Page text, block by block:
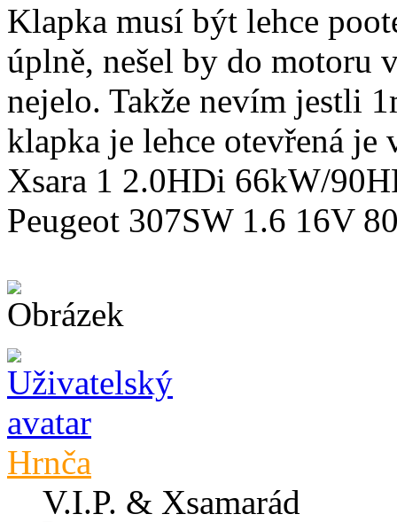
Klapka musí být lehce
úplně, nešel by do motoru
nejelo. Takže nevím jestli
klapka je lehce otevřená je
Xsara 1 2.0HDi 66kW/
Peugeot 307SW 1.6 16V
Hrnča
V.I.P. & Xsamarád